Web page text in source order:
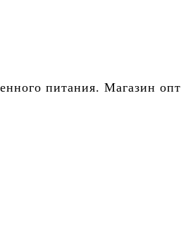
питания. Магазин